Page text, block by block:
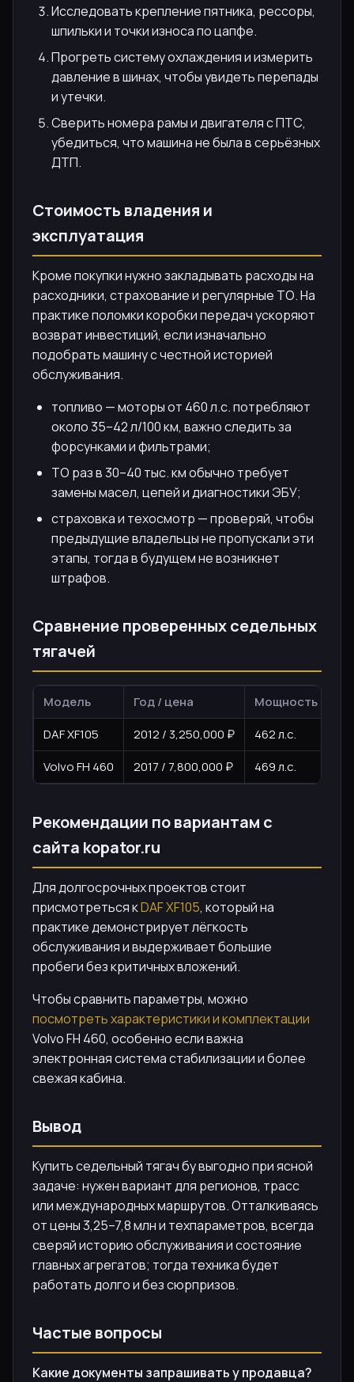
Исследовать крепление пятника, рессоры,
шпильки и точки износа по цапфе.
Прогреть систему охлаждения и измерить
давление в шинах, чтобы увидеть перепады
и утечки.
Сверить номера рамы и двигателя с ПТС,
убедиться, что машина не была в серьёзных
ДТП.
Стоимость владения и
эксплуатация
Кроме покупки нужно закладывать расходы на
расходники, страхование и регулярные ТО. На
практике поломки коробки передач ускоряют
возврат инвестиций, если изначально
подобрать машину с честной историей
обслуживания.
топливо — моторы от 460 л.с. потребляют
около 35–42 л/100 км, важно следить за
форсунками и фильтрами;
ТО раз в 30–40 тыс. км обычно требует
замены масел, цепей и диагностики ЭБУ;
страховка и техосмотр — проверяй, чтобы
предыдущие владельцы не пропускали эти
этапы, тогда в будущем не возникнет
штрафов.
Сравнение проверенных седельных
тягачей
Модель Год / цена Мощность
DAF XF105
2012 / 3,250,000 ₽ 462 л.с.
Volvo FH 460
2017 / 7,800,000 ₽ 469 л.с.
Рекомендации по вариантам с
сайта kopator.ru
Для долгосрочных проектов стоит
присмотреться кDAF XF105, который на
практике демонстрирует лёгкость
обслуживания и выдерживает большие
пробеги без критичных вложений.
Чтобы сравнить параметры, можно
посмотреть характеристики и комплектации
Volvo FH 460, особенно если важна
электронная система стабилизации и более
свежая кабина.
Вывод
Купить седельный тягач бу выгодно при ясной
задаче: нужен вариант для регионов, трасс
или международных маршрутов. Отталкиваясь
от цены 3,25–7,8 млн и техпараметров, всегда
сверяй историю обслуживания и состояние
главных агрегатов; тогда техника будет
работать долго и без сюрпризов.
Частые вопросы
Какие документы запрашивать у продавца?